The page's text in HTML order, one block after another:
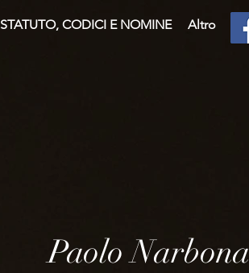
STATUTO, CODICI E NOMINE Altro
Paolo Narbona